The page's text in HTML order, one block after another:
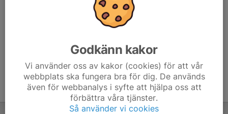
Godkänn kakor
Vi använder oss av kakor (cookies) för att vår
webbplats ska fungera bra för dig. De används
även för webbanalys i syfte att hjälpa oss att
förbättra våra tjänster.
Så använder vi cookies